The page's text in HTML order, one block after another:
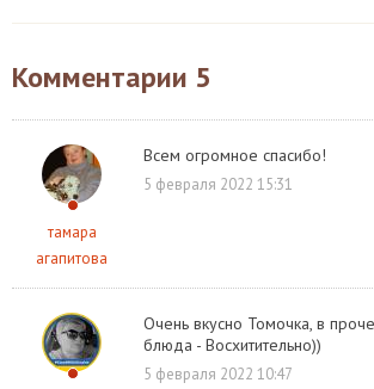
Комментарии 5
тамара
агапитова
Всем огромное спасибо!
5 февраля 2022 15:31
Очень вкусно Томочка, в
блюда - Восхитительно))
5 февраля 2022 10:47